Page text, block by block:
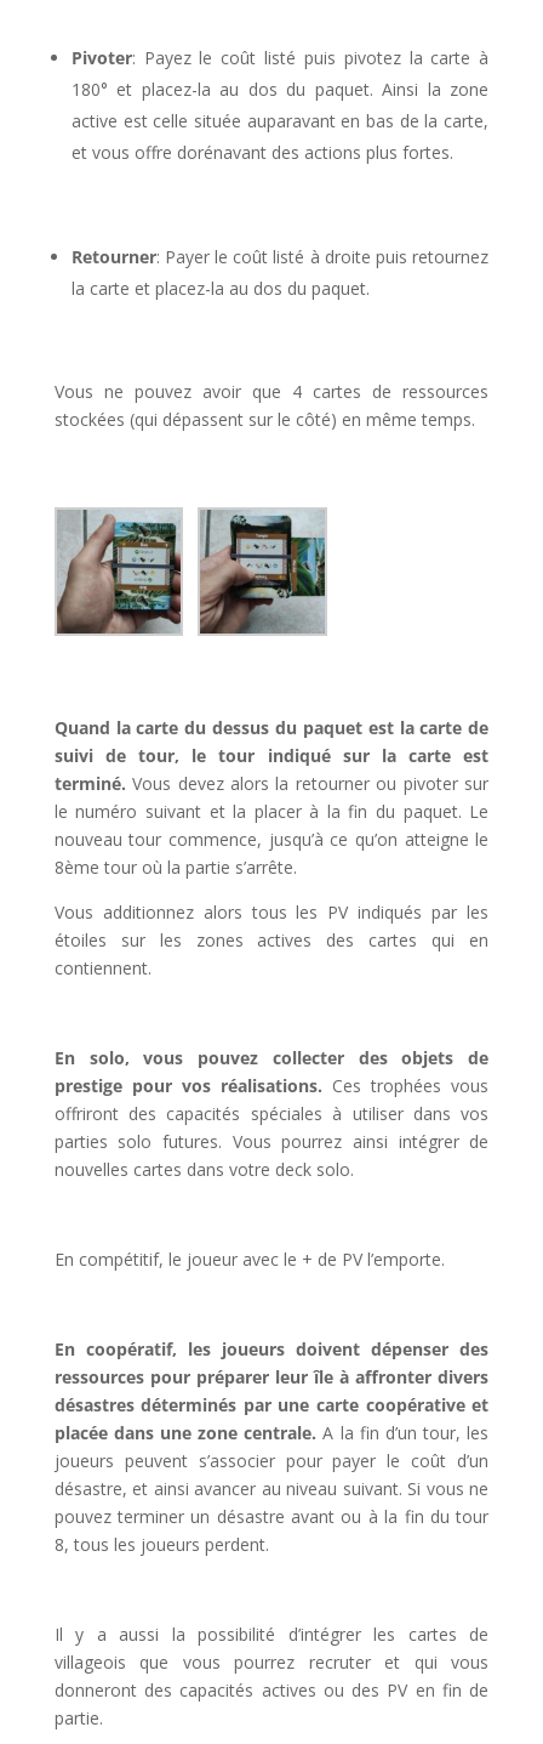
Pivoter: Payez le coût listé puis pivotez la carte à
180° et placez-la au dos du paquet. Ainsi la zone
active est celle située auparavant en bas de la carte,
et vous offre dorénavant des actions plus fortes.
Retourner: Payer le coût listé à droite puis retournez
la carte et placez-la au dos du paquet.
Vous ne pouvez avoir que 4 cartes de ressources
stockées (qui dépassent sur le côté) en même temps.
Quand la carte du dessus du paquet est la carte de
suivi de tour, le tour indiqué sur la carte est
terminé. Vous devez alors la retourner ou pivoter sur
le numéro suivant et la placer à la fin du paquet. Le
nouveau tour commence, jusqu’à ce qu’on atteigne le
8ème tour où la partie s’arrête.
Vous additionnez alors tous les PV indiqués par les
étoiles sur les zones actives des cartes qui en
contiennent.
En solo, vous pouvez collecter des objets de
prestige pour vos réalisations. Ces trophées vous
offriront des capacités spéciales à utiliser dans vos
parties solo futures. Vous pourrez ainsi intégrer de
nouvelles cartes dans votre deck solo.
En compétitif, le joueur avec le + de PV l’emporte.
En coopératif, les joueurs doivent dépenser des
ressources pour préparer leur île à affronter divers
désastres déterminés par une carte coopérative et
placée dans une zone centrale. A la fin d’un tour, les
joueurs peuvent s’associer pour payer le coût d’un
désastre, et ainsi avancer au niveau suivant. Si vous ne
pouvez terminer un désastre avant ou à la fin du tour
8, tous les joueurs perdent.
Il y a aussi la possibilité d’intégrer les cartes de
villageois que vous pourrez recruter et qui vous
donneront des capacités actives ou des PV en fin de
partie.